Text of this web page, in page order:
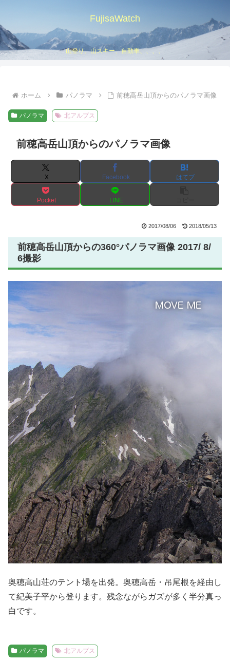
FujisaWatch
山登り、山スキー、自動車、、、、
ホーム パノラマ 前穂高岳山頂からのパノラマ画像
パノラマ 北アルプス
前穂高岳山頂からのパノラマ画像
X Facebook はてブ
Pocket LINE
2017/08/06 2018/05/13
前穂高岳山頂からの360°パノラマ画像 2017/ 8/
6撮影
奥穂高山荘のテント場を出発。奥穂高岳・吊尾根を経由し
て紀美子平から登ります。残念ながらガズが多く半分真っ
白です。
パノラマ 北アルプス